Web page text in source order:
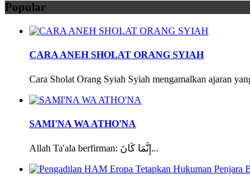
Popular
CARA ANEH SHOLAT ORANG SYIAH
Cara Sholat Orang Syiah Syiah mengamalkan ajaran
SAMI'NA WA ATHO'NA
Allah Ta'ala berfirman: إِنَّمَا كَانَ...